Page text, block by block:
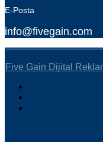
E-Posta
info@fivegain.com
Five Gain Dijital